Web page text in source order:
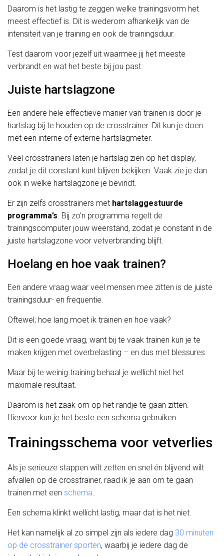
Daarom is het lastig te zeggen welke trainingsvorm het
meest effectief is. Dit is wederom afhankelijk van de
intensiteit van je training en ook de trainingsduur.
Test daarom voor jezelf uit waarmee jij het meeste
verbrandt en wat het beste bij jou past.
Juiste hartslagzone
Een andere hele effectieve manier van trainen is door je
hartslag bij te houden op de crosstrainer. Dit kun je doen
met een interne of externe hartslagmeter.
Veel crosstrainers laten je hartslag zien op het display,
zodat je dit constant kunt blijven bekijken. Vaak zie je dan
ook in welke hartslagzone je bevindt.
Er zijn zelfs crosstrainers met hartslaggestuurde
programma’s. Bij zo’n programma regelt de
trainingscomputer jouw weerstand, zodat je constant in de
juiste hartslagzone voor vetverbranding blijft.
Hoelang en hoe vaak trainen?
Een andere vraag waar veel mensen mee zitten is de juiste
trainingsduur- en frequentie.
Oftewel; hoe lang moet ik trainen en hoe vaak?
Dit is een goede vraag, want bij te vaak trainen kun je te
maken krijgen met overbelasting – en dus met blessures.
Maar bij te weinig training behaal je wellicht niet het
maximale resultaat.
Daarom is het zaak om op het randje te gaan zitten.
Hiervoor kun je het beste een schema gebruiken..
Trainingsschema voor vetverlies
Als je serieuze stappen wilt zetten en snel én blijvend wilt
afvallen op de crosstrainer, raad ik je aan om te gaan
trainen met een schema.
Een schema klinkt wellicht lastig, maar dat is het niet.
Het kan namelijk al zo simpel zijn als iedere dag 30 minuten
op de crosstrainer sporten, waarbij je iedere dag de